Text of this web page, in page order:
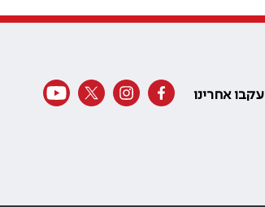
עקבו אחרינו